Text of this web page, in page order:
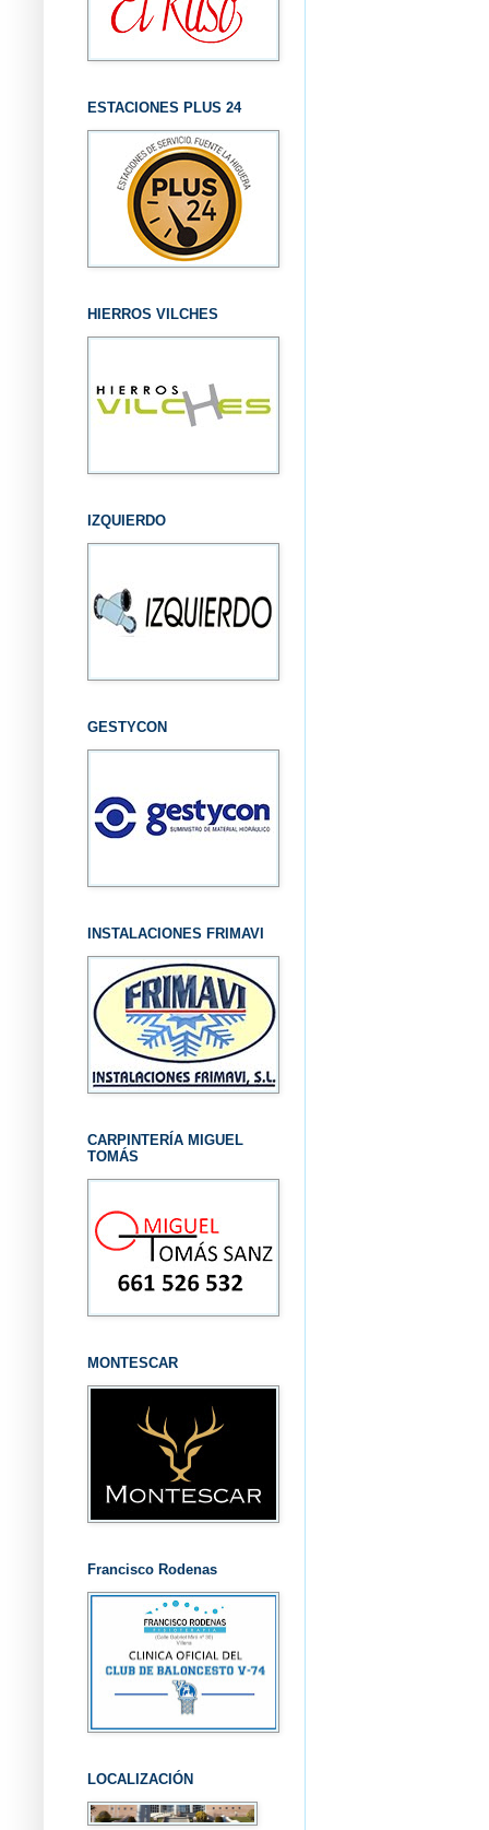
ESTACIONES PLUS 24
HIERROS VILCHES
IZQUIERDO
GESTYCON
INSTALACIONES FRIMAVI
CARPINTERÍA MIGUEL
TOMÁS
MONTESCAR
Francisco Rodenas
LOCALIZACIÓN